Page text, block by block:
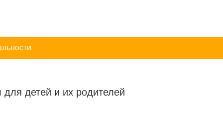
детей и их родителей